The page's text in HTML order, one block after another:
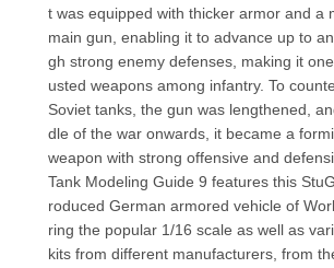
t was equipped with thicker armor and a
main gun, enabling it to advance up to
gh strong enemy defenses, making it
usted weapons among infantry. To
Soviet tanks, the gun was lengthened,
dle of the war onwards, it became a
weapon with strong offensive and
Tank Modeling Guide 9 features this
roduced German armored vehicle of
ring the popular 1/16 scale as well as
kits from different manufacturers, from